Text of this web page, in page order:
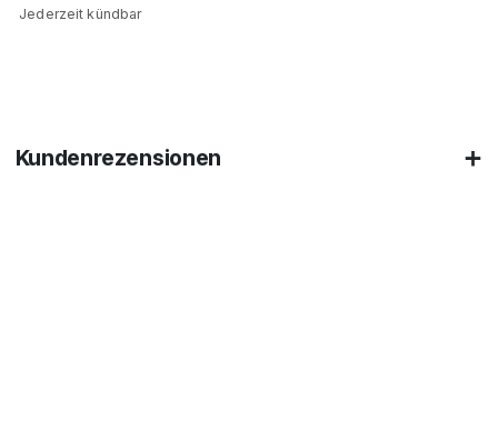
Jederzeit kündbar
Kundenrezensionen